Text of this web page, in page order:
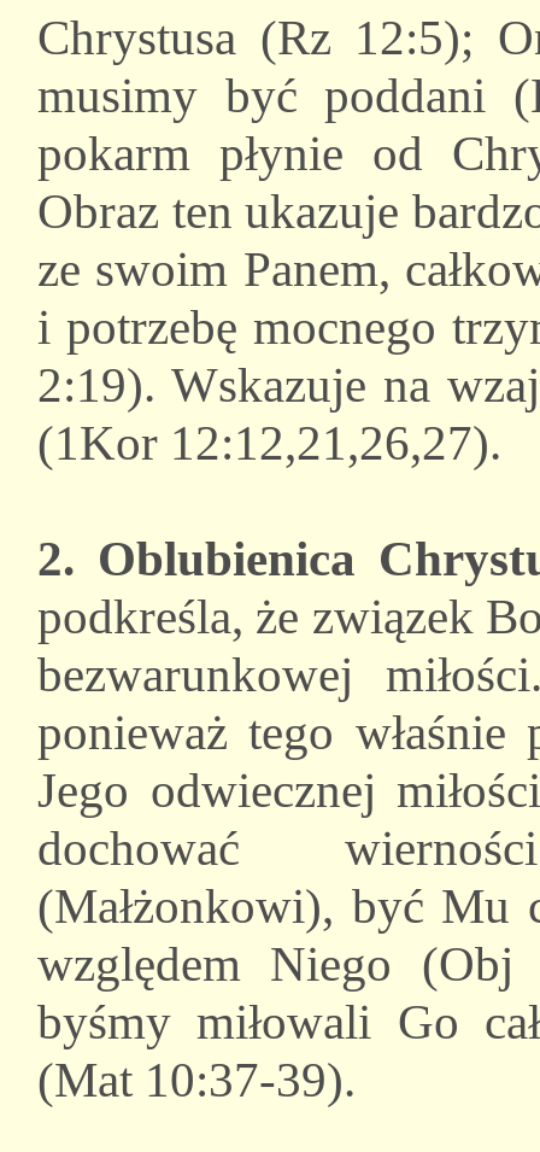
Chrystusa (Rz 12:5);
musimy być poddani
pokarm płynie od
Obraz ten ukazuje
ze swoim Panem,
i potrzebę mocnego
2:19). Wskazuje na
(1Kor 12:12,21,26,27).
2. Oblubienica
podkreśla, że związek
bezwarunkowej
ponieważ tego właśnie
Jego odwiecznej
dochować
(Małżonkowi), być Mu
względem Niego
byśmy miłowali Go
(Mat 10:37-39).